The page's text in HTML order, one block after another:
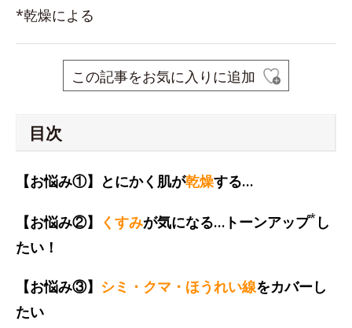
*乾燥による
この記事をお気に入りに追加
目次
【お悩み①】とにかく肌が乾燥する…
【お悩み②】 くすみが気になる…トーンアップ* し
たい！
【お悩み③】 シミ・クマ・ほうれい線をカバーし
たい